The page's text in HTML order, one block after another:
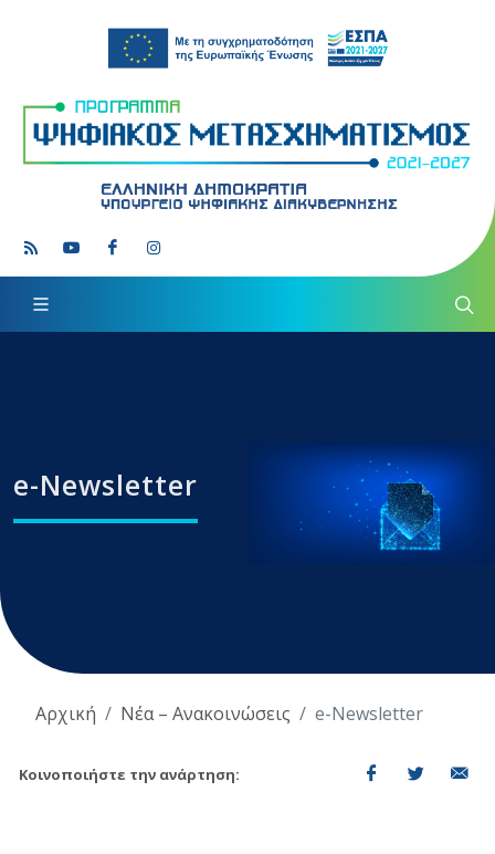
e-Newsletter
Αρχική Νέα – Ανακοινώσεις e-Newsletter
Κοινοποιήστε την ανάρτηση: